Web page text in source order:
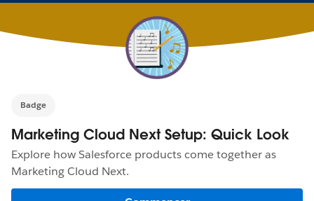
Badge
Marketing Cloud Next Setup: Quick Look
Explore how Salesforce products come together as
Marketing Cloud Next.